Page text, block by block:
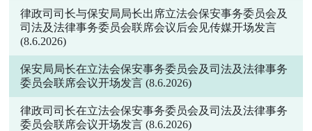
律政司司长与保安局局长出席立法会保安事务委员会及
司法及法律事务委员会联席会议后会见传媒开场发言
(8.6.2026)
保安局局长在立法会保安事务委员会及司法及法律事务
委员会联席会议开场发言 (8.6.2026)
律政司司长在立法会保安事务委员会及司法及法律事务
委员会联席会议开场发言 (8.6.2026)